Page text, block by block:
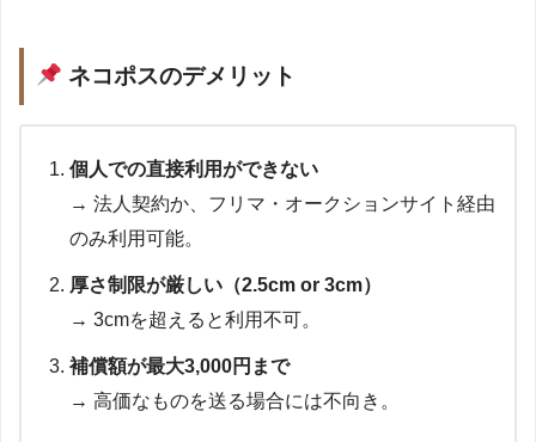
ネコポスのデメリット
個人での直接利用ができない
→ 法人契約か、フリマ・オークションサイト経由
のみ利用可能。
厚さ制限が厳しい（2.5cm or 3cm）
→ 3cmを超えると利用不可。
補償額が最大3,000円まで
→ 高価なものを送る場合には不向き。